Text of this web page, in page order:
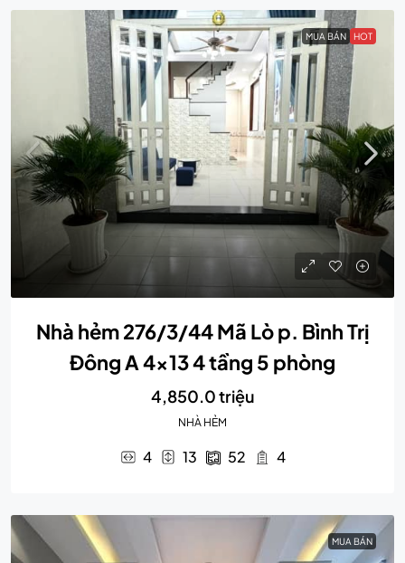
MUA BÁN HOT
Nhà hẻm 276/3/44 Mã Lò p. Bình Trị
Đông A 4×13 4 tầng 5 phòng
4,850.0 triệu
NHÀ HẺM
4 13 52 4
MUA BÁN